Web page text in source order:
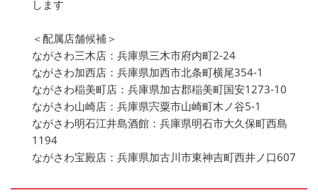
します
＜配属店舗候補＞
ながさわ三木店：兵庫県三木市府内町2-24
ながさわ加西店：兵庫県加西市北条町横尾354-1
ながさわ稲美町店：兵庫県加古郡稲美町国安1273-10
ながさわ山崎店：兵庫県宍粟市山崎町木ノ谷5-1
ながさわ明石江井島酒館：兵庫県明石市大久保町西島
1194
ながさわ宝殿店：兵庫県加古川市東神吉町西井ノ口607